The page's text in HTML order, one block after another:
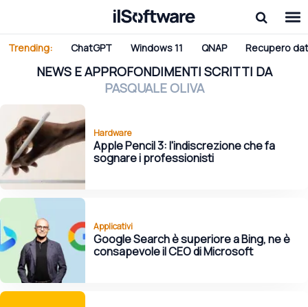
Trending: ChatGPT Windows 11 QNAP Recupero
NEWS E APPROFONDIMENTI SCRITTI DA
PASQUALE OLIVA
Hardware
Apple Pencil 3: l'indiscrezione che fa
sognare i professionisti
Applicativi
Google Search è superiore a Bing, ne è
consapevole il CEO di Microsoft